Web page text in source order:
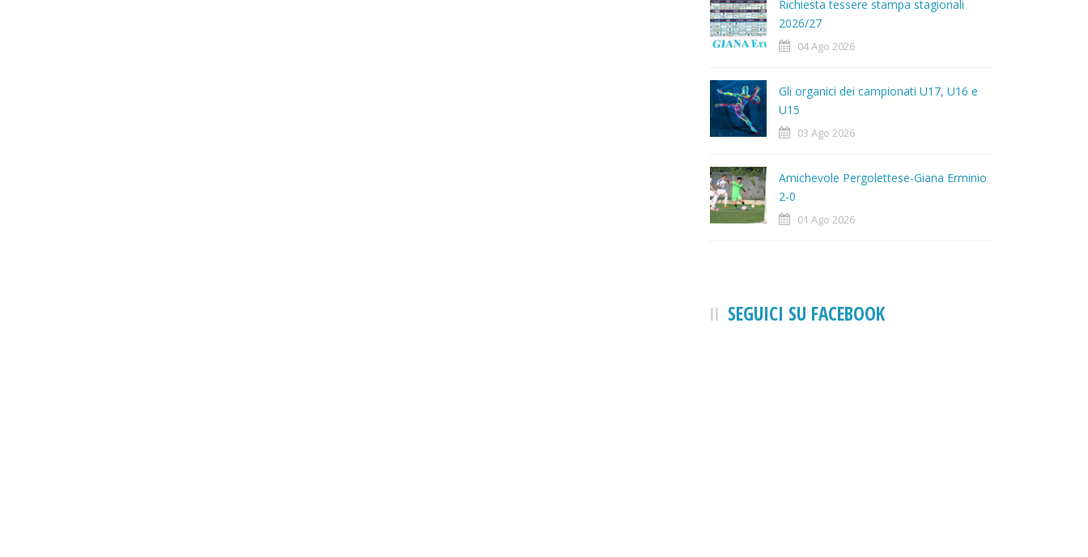
Richiesta tessere stampa stagionali
2026/27
04 Ago 2026
Gli organici dei campionati U17, U16 e
U15
03 Ago 2026
Amichevole Pergolettese-Giana Erminio
2-0
01 Ago 2026
SEGUICI SU FACEBOOK